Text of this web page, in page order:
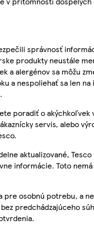
správnosť
produkty neustále
a alergénov sa môžu
a nespoliehať sa len
poradiť o akýchkoľvek
servis, alebo
aktualizované, Tesco
informácie. Toto
pre osobnú potrebu, a
predchádzajúceho